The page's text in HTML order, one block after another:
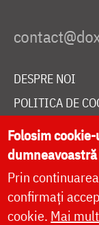
DESPRE NOI
POLITICA DE
DONEAZĂ
LIVE
Folosim
Prin
confirmați
cookie. Mai